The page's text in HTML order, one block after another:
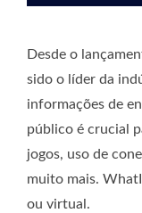
Desde o
sido o líder da
informações de
público é crucial
jogos, uso de
muito mais.
ou virtual.